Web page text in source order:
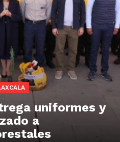
uniformes y
a